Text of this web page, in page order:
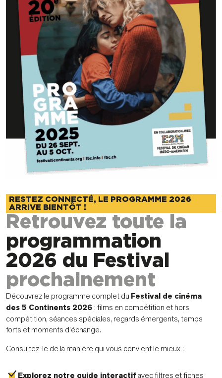
RESTEZ CONNECTÉ, LE PROGRAMME 2026
ARRIVE BIENTÔT !
Retrouvez toute la
programmation
2026 du Festival
prochainement
Découvrez le programme complet du Festival de cinéma
des 5 Continents 2026 : films en compétition et hors
compétition, séances spéciales, regards émergents, temps
forts et moments d’échange.
Consultez-le de la manière qui vous convient le mieux :
Explorez notre guide interactif avec filtres et fiches